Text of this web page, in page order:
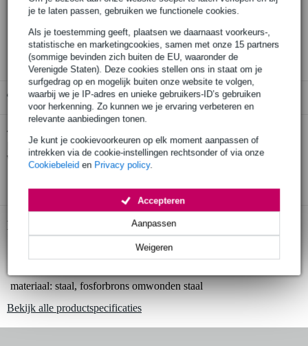
je te laten passen, gebruiken we functionele cookies.
Als je toestemming geeft, plaatsen we daarnaast voorkeurs-,
statistische en marketingcookies, samen met onze 15 partners
(sommige bevinden zich buiten de EU, waaronder de
Verenigde Staten). Deze cookies stellen ons in staat om je
surfgedrag op en mogelijk buiten onze website te volgen,
waarbij we je IP-adres en unieke gebruikers-ID’s gebruiken
voor herkenning. Zo kunnen we je ervaring verbeteren en
relevante aanbiedingen tonen.
Je kunt je cookievoorkeuren op elk moment aanpassen of
intrekken via de cookie-instellingen rechtsonder of via onze
Cookiebeleid en Privacy policy.
Weigeren
Aanpassen
Accepteren
30 dagen 'niet goed geld terug' garantie
3 jaar Bax Music garantie
Gratis ophalen in de winkel
Twijfel je of de Ernie Ball 2146 Earthwood Phosphor
Bronze Alloy Medium Light 012 - 054 snarenset voor
westerngitaarbij je past? Doe de check.
Productinformatie
materiaal: staal, fosforbrons omwonden staal
Bekijk alle productspecificaties